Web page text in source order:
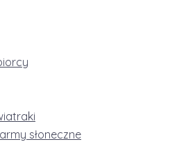
słoneczne